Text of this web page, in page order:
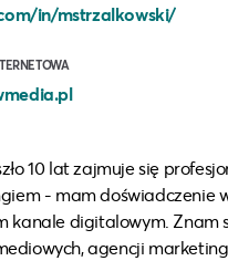
in/mstrzalkowski/
10 lat zajmuje się
- mam doświadczenie
kanale digitalowym. Znam
agencji